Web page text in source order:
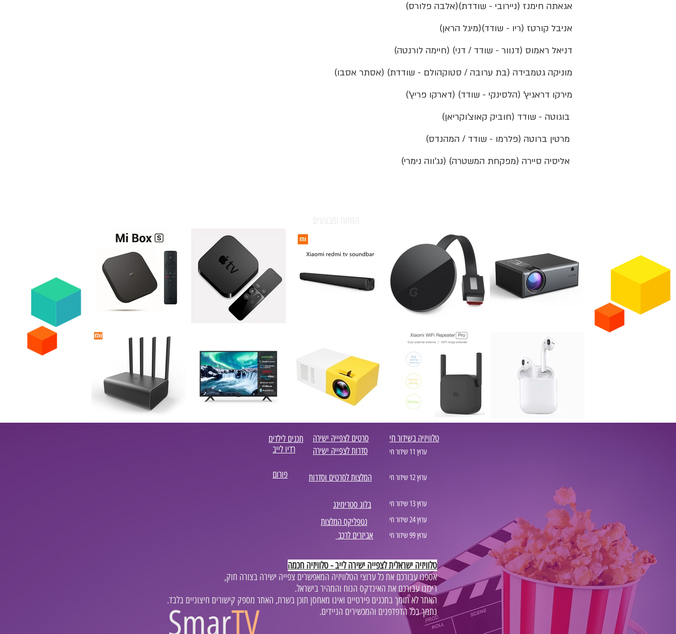
אגאתה חימנז (ניירובי - שודדת)(אלבה פלורס)
אניבל קורטז (ריו - שודד)(מיגל הראן)
דניאל ראמוס (דנוור - שודד / דני) (חיימה לורנטה)
מוניקה גטמבידה (בת ערובה / סטוקהולם - שודדת) (אסתר אסבו)
מירקו דראגיץ' (הלסינקי - שודד) (דארקו פריץ')
תכנים לילדים
רדיו לייב
סרטים לצפייה ישירה
סדרות לצפייה ישירה
פורום המלצות לסרטים וסדרות
בלוג סטרימינג
נטפליקס המלצות
אביזרים לרכב
טלוויזיה בשידור חי
ערוץ 11 שידור חי
ערוץ 12 שידור חי
ערוץ 13 שידור חי
ערוץ 24 שידור חי
ערוץ 99 שידור חי
SmarTV
טלוויזיה ישראלית לצפייה ישירה לייב - טלוויזיה חכמה
,אספנו עבורכם את כל ערוצי הטלוויזיה המאפשרים צפייה ישירה בצורה חוק
.ריכזנו עבורכם את האינדקס הנוח והמהיר בישראל
.האתר לא תומך בתכנים פירטיים ואינו מאחסן תוכן בשרת, האתר מספק קישורים חיצוניים בלבד
.נתמך בכל הדפדפנים והמכשירים הניידים